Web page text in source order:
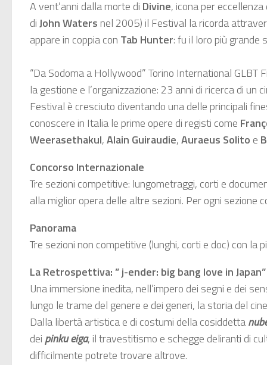
A vent’anni dalla morte di Divine, icona per
diJohn Waters nel 2005) il Festival la ricorda
appare in coppia con Tab Hunter: fu il loro più grande
“Da Sodoma a Hollywood” Torino International
la gestione e l’organizzazione: 23 anni di ricerca di
Festival è cresciuto diventando una delle principali
conoscere in Italia le prime opere di registi come
Weerasethakul,Alain Guiraudie,Auraeus Solito e
Concorso Internazionale
Tre sezioni competitive: lungometraggi, corti e
alla miglior opera delle altre sezioni. Per ogni sezione
Panorama
Tre sezioni non competitive (lunghi, corti e doc) con
La Retrospettiva: ” j-ender: big bang love in Japan”
Una immersione inedita, nell’impero dei segni e dei
lungo le trame del genere e dei generi, la storia del
Dalla libertà artistica e di costumi della cosiddetta
dei pinku eiga, il travestitismo e schegge deliranti di
difficilmente potrete trovare altrove.